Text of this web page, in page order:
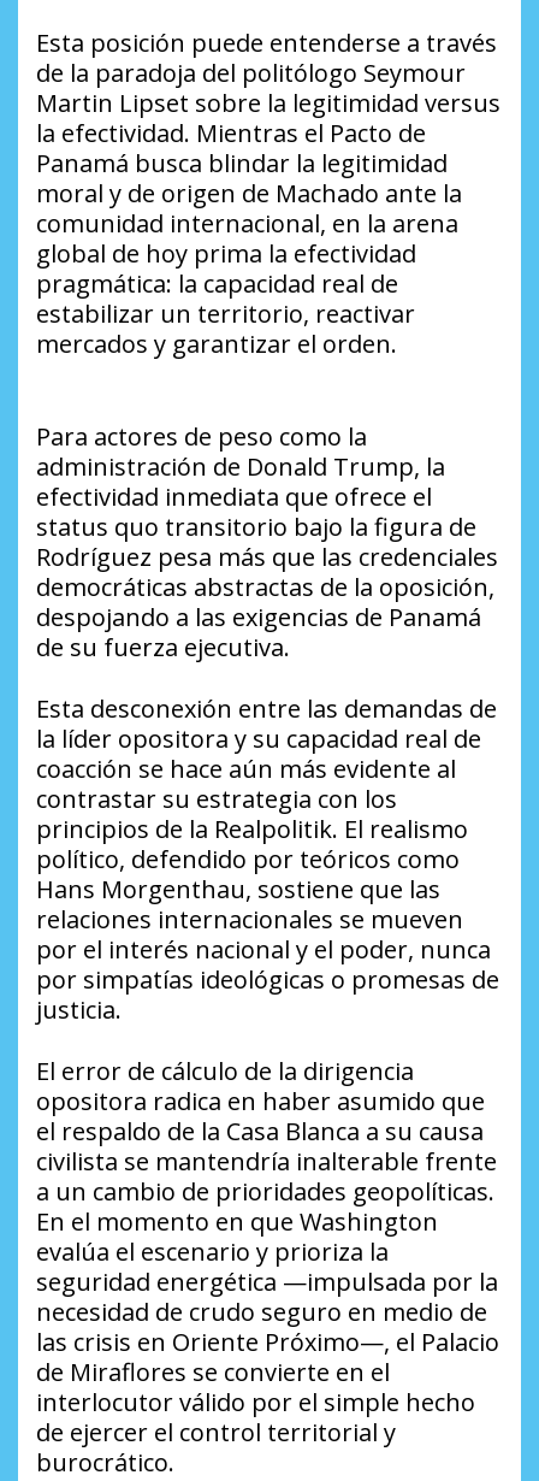
Esta posición puede entenderse a través
de la paradoja del politólogo Seymour
Martin Lipset sobre la legitimidad versus
la efectividad. Mientras el Pacto de
Panamá busca blindar la legitimidad
moral y de origen de Machado ante la
comunidad internacional, en la arena
global de hoy prima la efectividad
pragmática: la capacidad real de
estabilizar un territorio, reactivar
mercados y garantizar el orden.
Para actores de peso como la
administración de Donald Trump, la
efectividad inmediata que ofrece el
status quo transitorio bajo la figura de
Rodríguez pesa más que las credenciales
democráticas abstractas de la oposición,
despojando a las exigencias de Panamá
de su fuerza ejecutiva.
Esta desconexión entre las demandas de
la líder opositora y su capacidad real de
coacción se hace aún más evidente al
contrastar su estrategia con los
principios de la Realpolitik. El realismo
político, defendido por teóricos como
Hans Morgenthau, sostiene que las
relaciones internacionales se mueven
por el interés nacional y el poder, nunca
por simpatías ideológicas o promesas de
justicia.
El error de cálculo de la dirigencia
opositora radica en haber asumido que
el respaldo de la Casa Blanca a su causa
civilista se mantendría inalterable frente
a un cambio de prioridades geopolíticas.
En el momento en que Washington
evalúa el escenario y prioriza la
seguridad energética —impulsada por la
necesidad de crudo seguro en medio de
las crisis en Oriente Próximo—, el Palacio
de Miraflores se convierte en el
interlocutor válido por el simple hecho
de ejercer el control territorial y
burocrático.